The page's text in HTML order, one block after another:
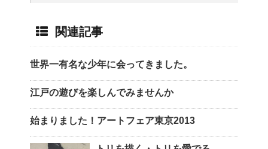
関連記事
世界一有名な少年に会ってきました。
江戸の遊びを楽しんでみませんか
始まりました！アートフェア東京2013